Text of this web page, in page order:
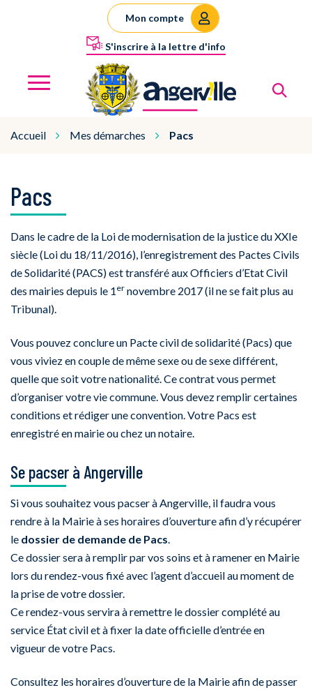
S'inscrire à la lettre d'info
Mon compte
Angerville
Accueil Mes démarches Pacs
Pacs
Dans le cadre de la Loi de modernisation de la justice du XXIe
siècle (Loi du 18/11/2016), l’enregistrement des Pactes Civils
de Solidarité (PACS) est transféré aux Officiers d’Etat Civil
des mairies depuis le 1 er novembre 2017 (il ne se fait plus au
Tribunal).
Vous pouvez conclure un Pacte civil de solidarité (Pacs) que
vous viviez en couple de même sexe ou de sexe différent,
quelle que soit votre nationalité. Ce contrat vous permet
d’organiser votre vie commune. Vous devez remplir certaines
conditions et rédiger une convention. Votre Pacs est
enregistré en mairie ou chez un notaire.
Se pacser à Angerville
Si vous souhaitez vous pacser à Angerville, il faudra vous
rendre à la Mairie à ses horaires d’ouverture afin d’y récupérer
le dossier de demande de Pacs
Ce dossier sera à remplir par vos soins et à ramener en Mairie
lors du rendez-vous fixé avec l’agent d’accueil au moment de
la prise de votre dossier.
Ce rendez-vous servira à remettre le dossier complété au
service État civil et à fixer la date officielle d’entrée en
vigueur de votre Pacs.
Consultez les horaires d’ouverture de la Mairie afin de passer